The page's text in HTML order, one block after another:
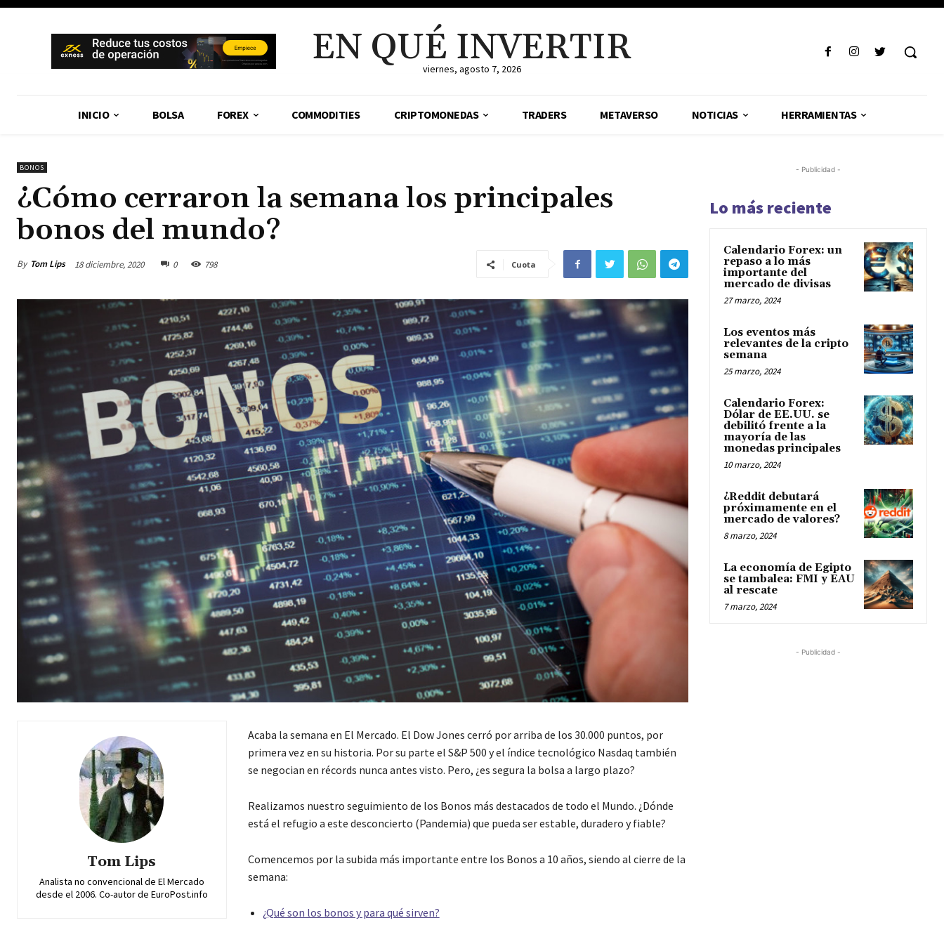
EN QUÉ INVERTIR
viernes, agosto 7, 2026
INICIO BOLSA FOREX COMMODITIES CRIPTOMONEDAS TRADERS METAVERSO NOTICIAS HERRAMIENTAS
BONOS
¿Cómo cerraron la semana los principales
bonos del mundo?
By Tom Lips 18 diciembre, 2020 0 798 Cuota
Tom Lips
Analista no convencional de El Mercado
desde el 2006. Co-autor de EuroPost.info
Acaba la semana en El Mercado. El Dow Jones cerró por arriba de los 30.000 puntos, por
primera vez en su historia. Por su parte el S&P 500 y el índice tecnológico Nasdaq también
se negocian en récords nunca antes visto. Pero, ¿es segura la bolsa a largo plazo?
Realizamos nuestro seguimiento de los Bonos más destacados de todo el Mundo. ¿Dónde
está el refugio a este desconcierto (Pandemia) que pueda ser estable, duradero y fiable?
Comencemos por la subida más importante entre los Bonos a 10 años, siendo al cierre de la
semana:
¿Qué son los bonos y para qué sirven?
- Publicidad -
Lo más reciente
Calendario Forex: un
repaso a lo más
importante del
mercado de divisas
27 marzo, 2024
Los eventos más
relevantes de la cripto
semana
25 marzo, 2024
Calendario Forex:
Dólar de EE.UU. se
debilitó frente a la
mayoría de las
monedas principales
10 marzo, 2024
¿Reddit debutará
próximamente en el
mercado de valores?
8 marzo, 2024
La economía de Egipto
se tambalea: FMI y EAU
al rescate
7 marzo, 2024
- Publicidad -